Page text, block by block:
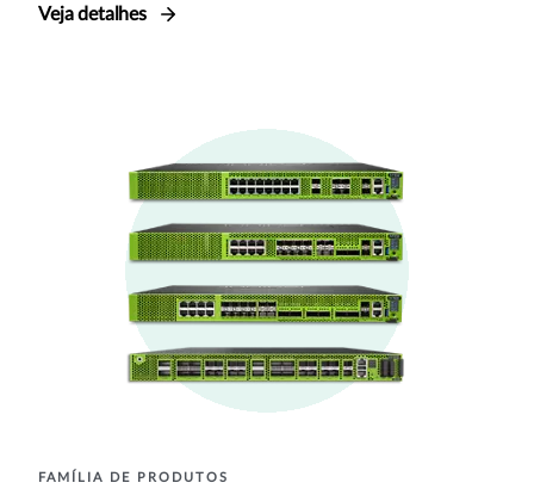
Veja detalhes
FAMÍLIA DE PRODUTOS